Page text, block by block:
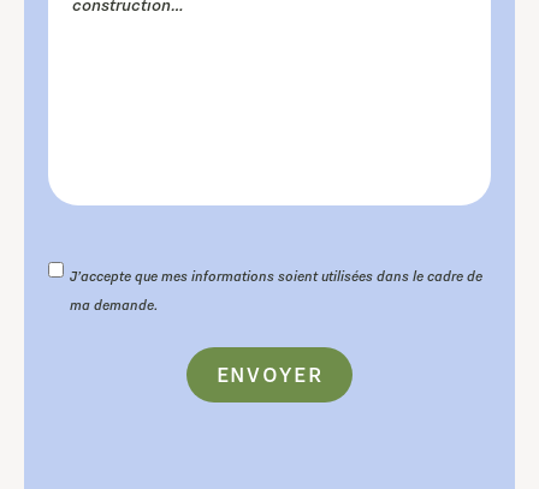
J’accepte que mes informations soient utilisées dans le cadre de
ma demande.
ENVOYER